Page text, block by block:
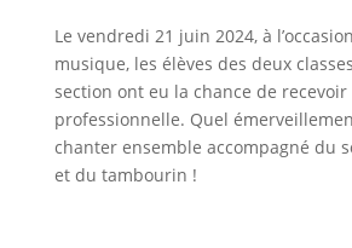
Le vendredi 21 juin 2024, à
musique, les élèves des deux
section ont eu la chance de
professionnelle. Quel
chanter ensemble accompagné du
et du tambourin !